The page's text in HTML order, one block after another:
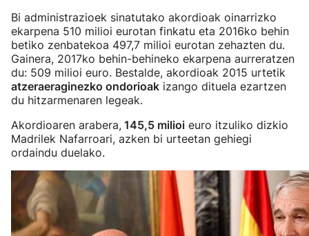
Bi administrazioek sinatutako akordioak oinarrizko
ekarpena 510 milioi eurotan finkatu eta 2016ko behin
betiko zenbatekoa 497,7 milioi eurotan zehazten du.
Gainera, 2017ko behin-behineko ekarpena aurreratzen
du: 509 milioi euro. Bestalde, akordioak 2015 urtetik
atzeraeraginezko ondorioak izango dituela ezartzen
du hitzarmenaren legeak.
Akordioaren arabera, 145,5 milioi euro itzuliko dizkio
Madrilek Nafarroari, azken bi urteetan gehiegi
ordaindu duelako.